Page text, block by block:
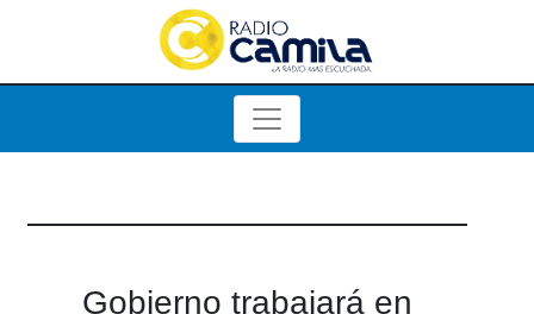
Gobierno trabajará en